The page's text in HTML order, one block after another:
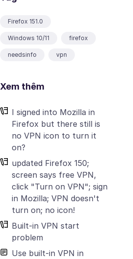
Firefox 151.0
Windows 10/11 firefox
needsinfo vpn
Xem thêm
I signed into Mozilla in
Firefox but there still is
no VPN icon to turn it
on?
updated Firefox 150;
screen says free VPN,
click "Turn on VPN"; sign
in Mozilla; VPN doesn't
turn on; no icon!
Built-in VPN start
problem
Use built-in VPN in